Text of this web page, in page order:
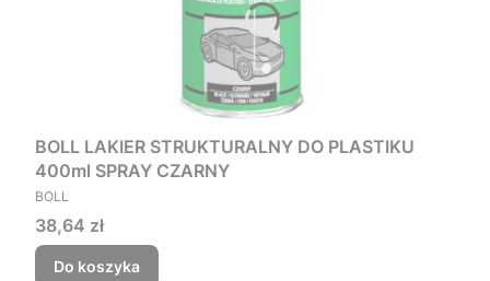
BOLL LAKIER STRUKTURALNY DO PLASTIKU
400ml SPRAY CZARNY
PRODUCENT
BOLL
Cena
38,64 zł
Do koszyka